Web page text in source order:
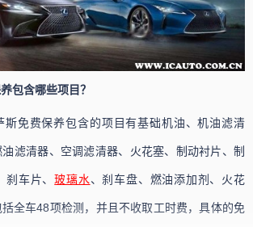
包含哪些项目？
斯免费保养包含的项目有基础机油、机油滤清
滤清器、空调滤清器、火花塞、制动衬片、制
刹车片、玻璃水、刹车盘、燃油添加剂、火花
全车48项检测，并且不收取工时费，具体的免